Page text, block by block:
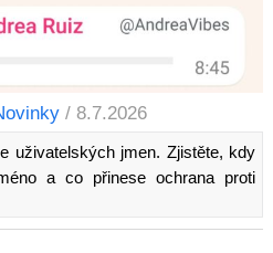
/ 8.7.2026
uživatelských jmen. Zjistěte, kdy
a co přinese ochrana proti